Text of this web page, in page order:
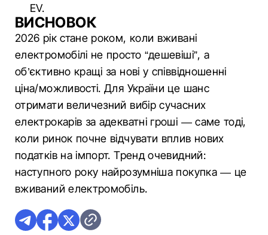
EV.
ВИСНОВОК
2026 рік стане роком, коли вживані
електромобілі не просто “дешевіші”, а
об’єктивно кращі за нові у співвідношенні
ціна/можливості. Для України це шанс
отримати величезний вибір сучасних
електрокарів за адекватні гроші — саме тоді,
коли ринок почне відчувати вплив нових
податків на імпорт. Тренд очевидний:
наступного року найрозумніша покупка — це
вживаний електромобіль.